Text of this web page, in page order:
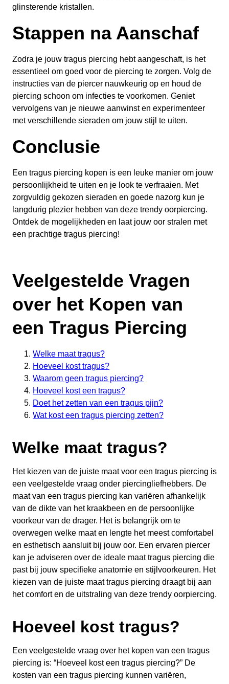
glinsterende kristallen.
Stappen na Aanschaf
Zodra je jouw tragus piercing hebt aangeschaft, is het
essentieel om goed voor de piercing te zorgen. Volg de
instructies van de piercer nauwkeurig op en houd de
piercing schoon om infecties te voorkomen. Geniet
vervolgens van je nieuwe aanwinst en experimenteer
met verschillende sieraden om jouw stijl te uiten.
Conclusie
Een tragus piercing kopen is een leuke manier om jouw
persoonlijkheid te uiten en je look te verfraaien. Met
zorgvuldig gekozen sieraden en goede nazorg kun je
langdurig plezier hebben van deze trendy oorpiercing.
Ontdek de mogelijkheden en laat jouw oor stralen met
een prachtige tragus piercing!
Veelgestelde Vragen
over het Kopen van
een Tragus Piercing
Welke maat tragus?
Hoeveel kost tragus?
Waarom geen tragus piercing?
Hoeveel kost een tragus?
Doet het zetten van een tragus pijn?
Wat kost een tragus piercing zetten?
Welke maat tragus?
Het kiezen van de juiste maat voor een tragus piercing is
een veelgestelde vraag onder piercingliefhebbers. De
maat van een tragus piercing kan variëren afhankelijk
van de dikte van het kraakbeen en de persoonlijke
voorkeur van de drager. Het is belangrijk om te
overwegen welke maat en lengte het meest comfortabel
en esthetisch aansluit bij jouw oor. Een ervaren piercer
kan je adviseren over de ideale maat tragus piercing die
past bij jouw specifieke anatomie en stijlvoorkeuren. Het
kiezen van de juiste maat tragus piercing draagt bij aan
het comfort en de uitstraling van deze trendy oorpiercing.
Hoeveel kost tragus?
Een veelgestelde vraag over het kopen van een tragus
piercing is: “Hoeveel kost een tragus piercing?” De
kosten van een tragus piercing kunnen variëren,